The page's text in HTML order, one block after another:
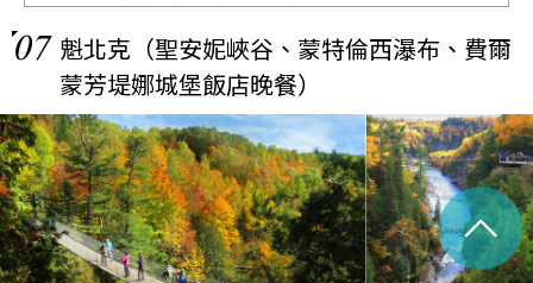
07 魁北克（聖安妮峽谷、蒙特倫西瀑布、費爾
蒙芳堤娜城堡飯店晚餐）
^